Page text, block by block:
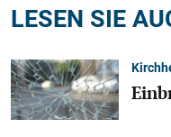
LESEN SIE